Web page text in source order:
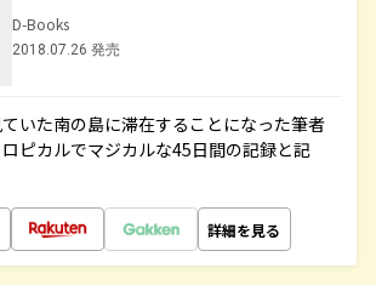
D-Books
2018.07.26 発売
いた南の島に滞在することになった筆者
ピカルでマジカルな45日間の記録と記
詳細を見る